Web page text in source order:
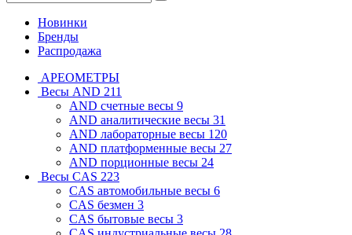
Новинки
Бренды
Распродажа
АРЕОМЕТРЫ
Весы AND 211
AND cчетные весы 9
AND аналитические весы 31
AND лабораторные весы 120
AND платформенные весы 27
AND порционные весы 24
Весы CAS 223
CAS автомобильные весы 6
CAS безмен 3
CAS бытовые весы 3